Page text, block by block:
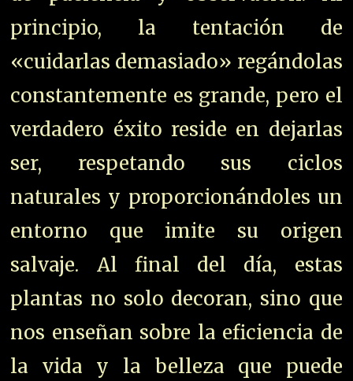
principio, la tentación de
«cuidarlas demasiado» regándolas
constantemente es grande, pero el
verdadero éxito reside en dejarlas
ser, respetando sus ciclos
naturales y proporcionándoles un
entorno que imite su origen
salvaje. Al final del día, estas
plantas no solo decoran, sino que
nos enseñan sobre la eficiencia de
la vida y la belleza que puede